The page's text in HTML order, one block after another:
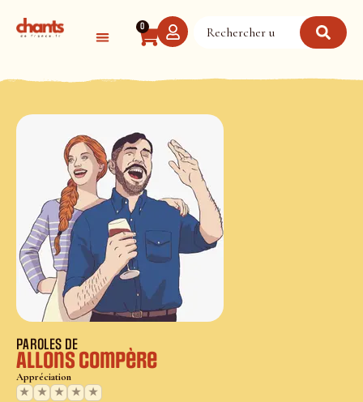
0
PAROLES DE
Allons compère
Appréciation
★
★ ★ ★ ★